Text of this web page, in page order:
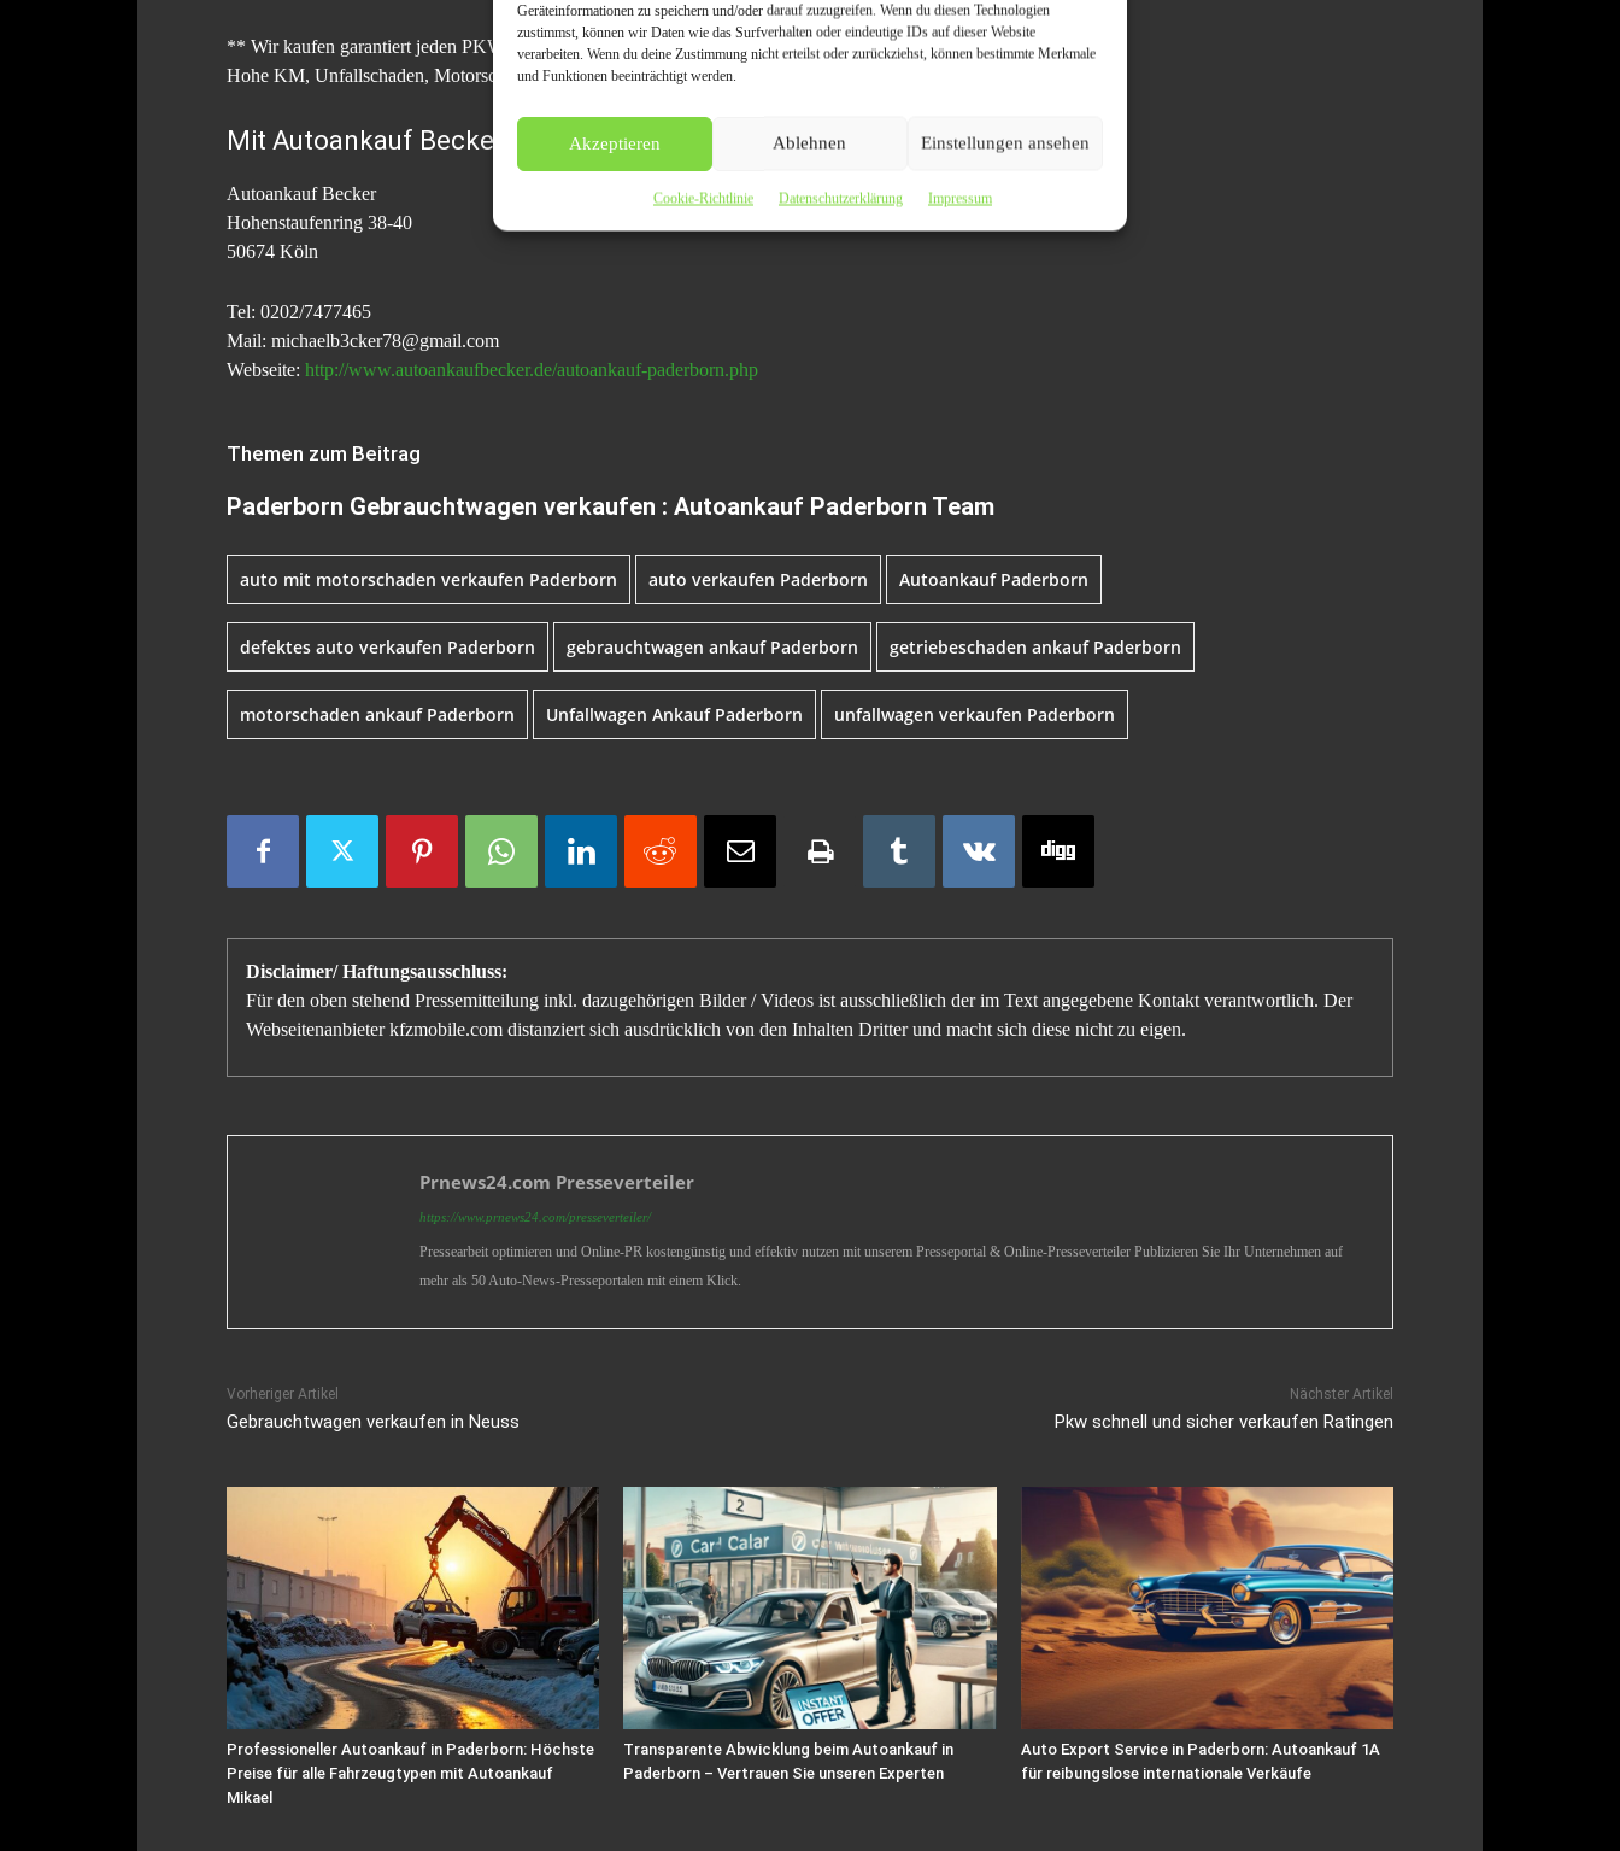
Geräteinformationen zu speichern und/oder darauf zuzugreifen. Wenn du diesen Technologien
zustimmst, können wir Daten wie das Surfverhalten oder eindeutige IDs auf dieser Website
verarbeiten. Wenn du deine Zustimmung nicht erteilst oder zurückziehst, können bestimmte Merkmale
und Funktionen beeinträchtigt werden.
Akzeptieren Ablehnen Einstellungen ansehen
Cookie-Richtlinie Datenschutzerklärung Impressum
** Wir kaufen garantiert jeden PKW / LKW / BUS – AUCH DEFEKT!
Hohe KM, Unfallschaden, Motorschaden oder Getriebeschaden.
Mit Autoankauf Becker in nur 24 Stunden jeden PKW verkaufen!
Autoankauf Becker
Hohenstaufenring 38-40
50674 Köln
Tel: 0202/7477465
Mail: michaelb3cker78@gmail.com
Webseite: http://www.autoankaufbecker.de/autoankauf-paderborn.php
Themen zum Beitrag
Paderborn Gebrauchtwagen verkaufen : Autoankauf Paderborn Team
auto mit motorschaden verkaufen Paderborn auto verkaufen Paderborn Autoankauf Paderborn
defektes auto verkaufen Paderborn gebrauchtwagen ankauf Paderborn getriebeschaden ankauf Paderborn
motorschaden ankauf Paderborn Unfallwagen Ankauf Paderborn unfallwagen verkaufen Paderborn
Disclaimer/ Haftungsausschluss:
Für den oben stehend Pressemitteilung inkl. dazugehörigen Bilder / Videos ist ausschließlich der im Text angegebene Kontakt verantwortlich. Der
Webseitenanbieter kfzmobile.com distanziert sich ausdrücklich von den Inhalten Dritter und macht sich diese nicht zu eigen.
Prnews24.com Presseverteiler
https://www.prnews24.com/presseverteiler/
Pressearbeit optimieren und Online-PR kostengünstig und effektiv nutzen mit unserem Presseportal & Online-Presseverteiler Publizieren Sie Ihr Unternehmen auf
mehr als 50 Auto-News-Presseportalen mit einem Klick.
Vorheriger Artikel
Gebrauchtwagen verkaufen in Neuss
Nächster Artikel
Pkw schnell und sicher verkaufen Ratingen
Professioneller Autoankauf in Paderborn: Höchste
Preise für alle Fahrzeugtypen mit Autoankauf
Mikael
Transparente Abwicklung beim Autoankauf in
Paderborn – Vertrauen Sie unseren Experten
Auto Export Service in Paderborn: Autoankauf 1A
für reibungslose internationale Verkäufe